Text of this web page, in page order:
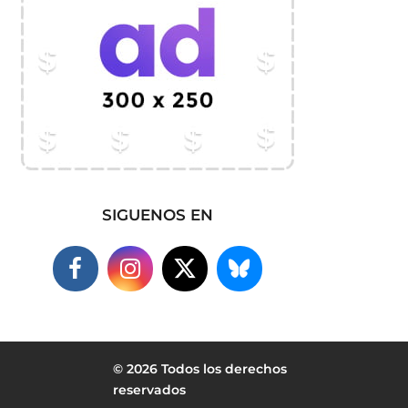
SIGUENOS EN
© 2026 Todos los derechos
reservados